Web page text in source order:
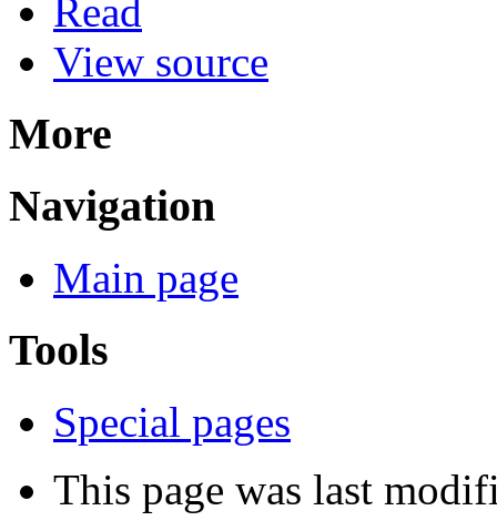
Read
View source
More
Navigation
Main page
Tools
Special pages
This page was last